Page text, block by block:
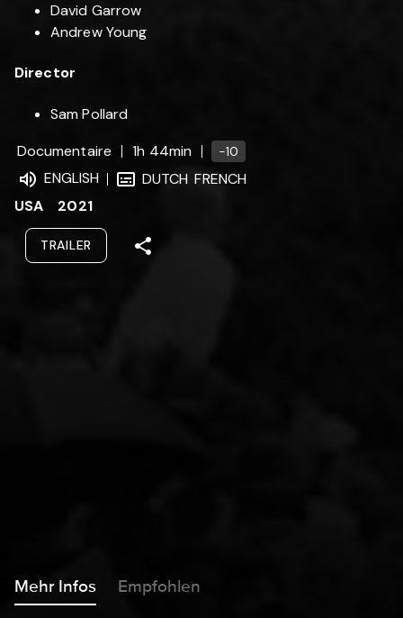
David Garrow
Andrew Young
Director
Sam Pollard
Documentaire
1h 44min -10
ENGLISH DUTCH FRENCH
USA
2021
TRAILER
Mehr Infos Empfohlen